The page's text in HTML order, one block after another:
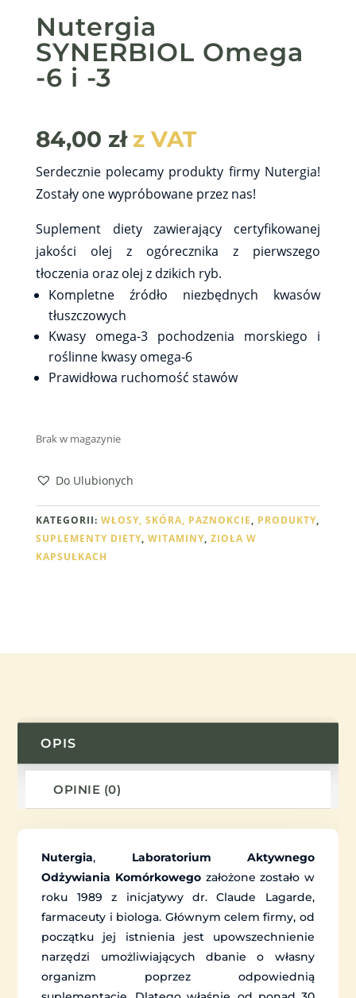
Nutergia
SYNERBIOL Omega
-6 i -3
84,00 zł z VAT
Serdecznie polecamy produkty firmy Nutergia!
Zostały one wypróbowane przez nas!
Suplement diety zawierający certyfikowanej
jakości olej z ogórecznika z pierwszego
tłoczenia oraz olej z dzikich ryb.
Kompletne źródło niezbędnych kwasów
tłuszczowych
Kwasy omega-3 pochodzenia morskiego i
roślinne kwasy omega-6
Prawidłowa ruchomość stawów
Brak w magazynie
Do Ulubionych
KATEGORII: WŁOSY, SKÓRA, PAZNOKCIE, PRODUKTY,
SUPLEMENTY DIETY, WITAMINY, ZIOŁA W
KAPSUŁKACH
OPIS
OPINIE (0)
Nutergia, Laboratorium Aktywnego
Odżywiania Komórkowegozałożone zostało w
roku 1989 z inicjatywy dr. Claude Lagarde,
farmaceuty i biologa. Głównym celem firmy, od
początku jej istnienia jest upowszechnienie
narzędzi umożliwiających dbanie o własny
organizm poprzez odpowiednią